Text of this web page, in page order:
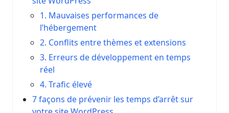
1. Mauvaises performances de
l’hébergement
2. Conflits entre thèmes et extensions
3. Erreurs de développement en temps
réel
4. Trafic élevé
7 façons de prévenir les temps d’arrêt sur